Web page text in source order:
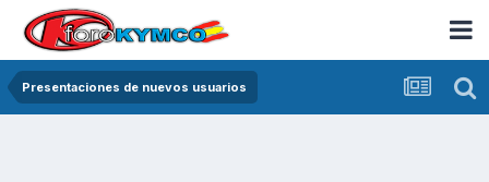
Presentaciones de nuevos usuarios